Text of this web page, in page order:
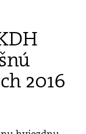
2016